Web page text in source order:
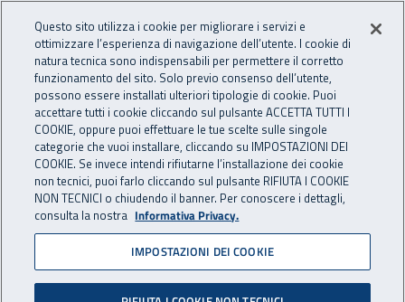
INAIL - Istituto Nazionale
Apri cerca
Navigazione principale
Navigazione - Ti trovi in:
Home Inail comunica Scadenze Scadenza
Dr Lazio: bandi per la
locazione di n. 6 unità
immobiliari ad uso
Questo sito utilizza i cookie per migliorare i servizi e
ottimizzare l’esperienza di navigazione dell’utente. I cookie di
natura tecnica sono indispensabili per permettere il corretto
funzionamento del sito. Solo previo consenso dell’utente,
possono essere installati ulteriori tipologie di cookie. Puoi
accettare tutti i cookie cliccando sul pulsante ACCETTA TUTTI I
COOKIE, oppure puoi effettuare le tue scelte sulle singole
categorie che vuoi installare, cliccando su IMPOSTAZIONI DEI
COOKIE. Se invece intendi rifiutarne l’installazione dei cookie
non tecnici, puoi farlo cliccando sul pulsante RIFIUTA I COOKIE
NON TECNICI o chiudendo il banner. Per conoscere i dettagli,
consulta la nostra Informativa Privacy.
IMPOSTAZIONI DEI COOKIE